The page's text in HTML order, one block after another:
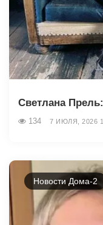
Светлана
134 7 ИЮЛЯ, 2026
Новости Дома-2